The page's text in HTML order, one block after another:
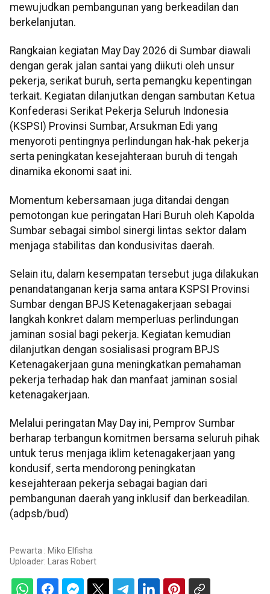
mewujudkan pembangunan yang berkeadilan dan
berkelanjutan.
Rangkaian kegiatan May Day 2026 di Sumbar diawali
dengan gerak jalan santai yang diikuti oleh unsur
pekerja, serikat buruh, serta pemangku kepentingan
terkait. Kegiatan dilanjutkan dengan sambutan Ketua
Konfederasi Serikat Pekerja Seluruh Indonesia
(KSPSI) Provinsi Sumbar, Arsukman Edi yang
menyoroti pentingnya perlindungan hak-hak pekerja
serta peningkatan kesejahteraan buruh di tengah
dinamika ekonomi saat ini.
Momentum kebersamaan juga ditandai dengan
pemotongan kue peringatan Hari Buruh oleh Kapolda
Sumbar sebagai simbol sinergi lintas sektor dalam
menjaga stabilitas dan kondusivitas daerah.
Selain itu, dalam kesempatan tersebut juga dilakukan
penandatanganan kerja sama antara KSPSI Provinsi
Sumbar dengan BPJS Ketenagakerjaan sebagai
langkah konkret dalam memperluas perlindungan
jaminan sosial bagi pekerja. Kegiatan kemudian
dilanjutkan dengan sosialisasi program BPJS
Ketenagakerjaan guna meningkatkan pemahaman
pekerja terhadap hak dan manfaat jaminan sosial
ketenagakerjaan.
Melalui peringatan May Day ini, Pemprov Sumbar
berharap terbangun komitmen bersama seluruh pihak
untuk terus menjaga iklim ketenagakerjaan yang
kondusif, serta mendorong peningkatan
kesejahteraan pekerja sebagai bagian dari
pembangunan daerah yang inklusif dan berkeadilan.
(adpsb/bud)
Pewarta : Miko Elfisha
Uploader:
Laras Robert